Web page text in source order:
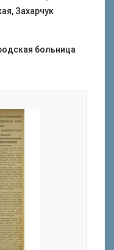
Захарчук
больница